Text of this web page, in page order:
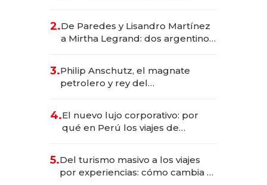
las marcas "fast premium"
2.De Paredes y Lisandro Martínez
a Mirtha Legrand: dos argentinos
3.Philip Anschutz, el magnate
petrolero y rey del
Fénix
4.El nuevo lujo corporativo: por
qué en Perú los viajes de
transformadoras
5.Del turismo masivo a los viajes
por experiencias: cómo cambia el